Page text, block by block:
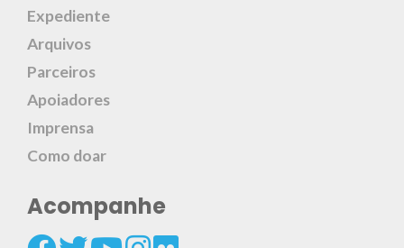
Expediente
Arquivos
Parceiros
Apoiadores
Imprensa
Como doar
Acompanhe